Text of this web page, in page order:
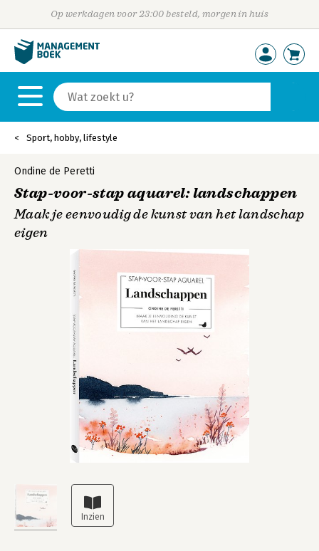
Op werkdagen voor 23:00 besteld, morgen in huis
Sport, hobby, lifestyle
Ondine de Peretti
Stap-voor-stap aquarel: landschappen
Maak je eenvoudig de kunst van het landschap
eigen